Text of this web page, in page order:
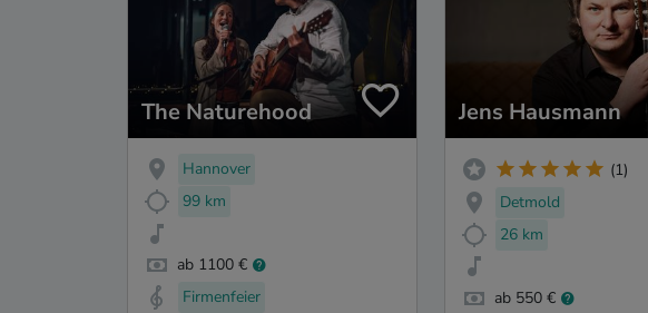
The Naturehood
Hannover
99 km
ab 1100 €
Firmenfeier
Jens Hausmann
(1)
Detmold
26 km
ab 550 €